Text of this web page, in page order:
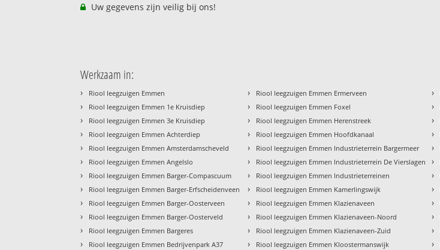
Uw gegevens zijn veilig bij ons!
Werkzaam in:
› Riool leegzuigen Emmen
› Riool leegzuigen Emmen 1e Kruisdiep
› Riool leegzuigen Emmen 3e Kruisdiep
› Riool leegzuigen Emmen Achterdiep
› Riool leegzuigen Emmen Amsterdamscheveld
› Riool leegzuigen Emmen Angelslo
› Riool leegzuigen Emmen Barger-Compascuum
› Riool leegzuigen Emmen Barger-Erfscheidenveen
› Riool leegzuigen Emmen Barger-Oosterveen
› Riool leegzuigen Emmen Barger-Oosterveld
› Riool leegzuigen Emmen Bargeres
› Riool leegzuigen Emmen Bedrijvenpark A37
› Riool leegzuigen Emmen Ermerveen
› Riool leegzuigen Emmen Foxel
› Riool leegzuigen Emmen Herenstreek
› Riool leegzuigen Emmen Hoofdkanaal
› Riool leegzuigen Emmen Industrieterrein Bargermeer
› Riool leegzuigen Emmen Industrieterrein De Vierslagen
› Riool leegzuigen Emmen Industrieterreinen
› Riool leegzuigen Emmen Kamerlingswijk
› Riool leegzuigen Emmen Klazienaveen
› Riool leegzuigen Emmen Klazienaveen-Noord
› Riool leegzuigen Emmen Klazienaveen-Zuid
› Riool leegzuigen Emmen Kloostermanswijk
›
›
›
›
›
›
›
›
›
›
›
›